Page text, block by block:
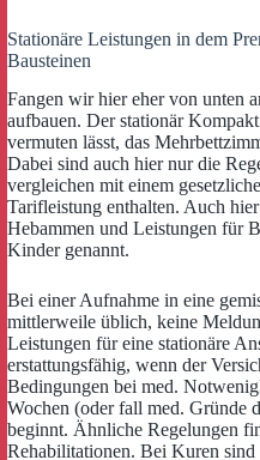
Stationäre Leistungen in dem
Bausteinen
Fangen wir hier eher von unten
aufbauen. Der stationär
vermuten lässt, das
Dabei sind auch hier nur die
vergleichen mit einem
Tarifleistung enthalten. Auch
Hebammen und Leistungen für
Kinder genannt.
Bei einer Aufnahme in eine
mittlerweile üblich, keine
Leistungen für eine stationäre
erstattungsfähig, wenn der
Bedingungen bei med.
Wochen (oder fall med. Gründe
beginnt. Ähnliche Regelungen
Rehabilitationen. Bei Kuren